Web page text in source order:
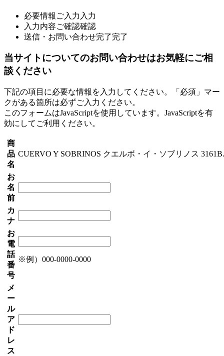
必要情報ご入力 入力
入力内容ご確認確認
送信・お問い合わせ完了完了
当サイトについてのお問い合わせはお気軽にご相
談ください
下記の項目に必要な情報を入力してください。「必須」マー
クがある箇所は必ずご入力ください。
このフォームはJavaScriptを使用しています。JavaScriptを有
効にしてご利用ください。
商
品
名
CUERVO Y SOBRINOS クエルボ・イ・ソブリノス
お
名
前
カ
ナ
お
電
話
番
号
※例）000-0000-0000
メ
ー
ル
ア
ド
レ
ス